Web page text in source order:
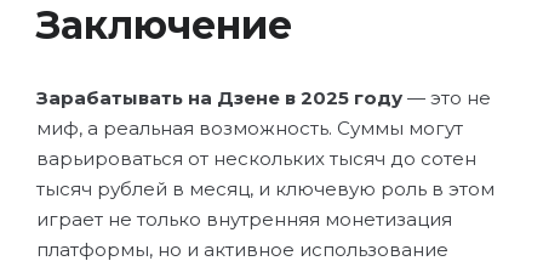
Заключение
Зарабатывать на Дзене в 2025 году — это не
миф, а реальная возможность. Суммы могут
варьироваться от нескольких тысяч до сотен
тысяч рублей в месяц, и ключевую роль в этом
играет не только внутренняя монетизация
платформы, но и активное использование